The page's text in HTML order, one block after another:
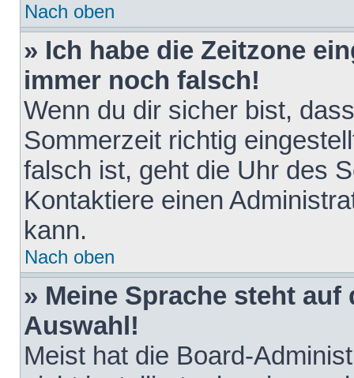
Nach oben
» Ich habe die Zeitzone
immer noch falsch!
Wenn du dir sicher bist,
Sommerzeit richtig
falsch ist, geht die Uhr des
Kontaktiere einen
kann.
Nach oben
» Meine Sprache steht
Auswahl!
Meist hat die Board-